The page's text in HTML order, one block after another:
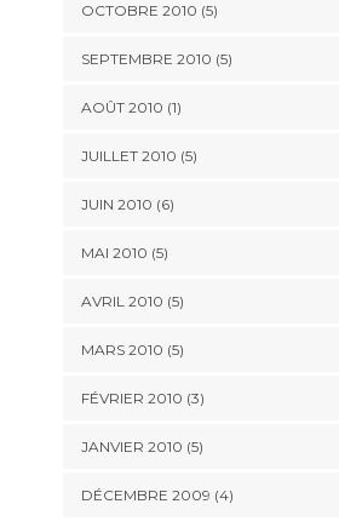
OCTOBRE 2010 (5)
SEPTEMBRE 2010 (5)
AOÛT 2010 (1)
JUILLET 2010 (5)
JUIN 2010 (6)
MAI 2010 (5)
AVRIL 2010 (5)
MARS 2010 (5)
FÉVRIER 2010 (3)
JANVIER 2010 (5)
DÉCEMBRE 2009 (4)